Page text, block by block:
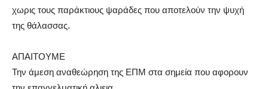
χωρις τους παράκτιους ψαράδες που αποτελούν την ψυχή
της θάλασσας.
ΑΠΑΙΤΟΥΜΕ
Την άμεση αναθεώρηση της ΕΠΜ στα σημεία που αφορουν